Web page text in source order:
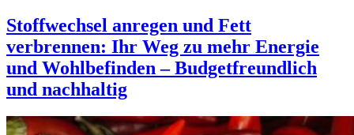
Stoffwechsel anregen und Fett
verbrennen: Ihr Weg zu mehr Energie
und Wohlbefinden – Budgetfreundlich
und nachhaltig